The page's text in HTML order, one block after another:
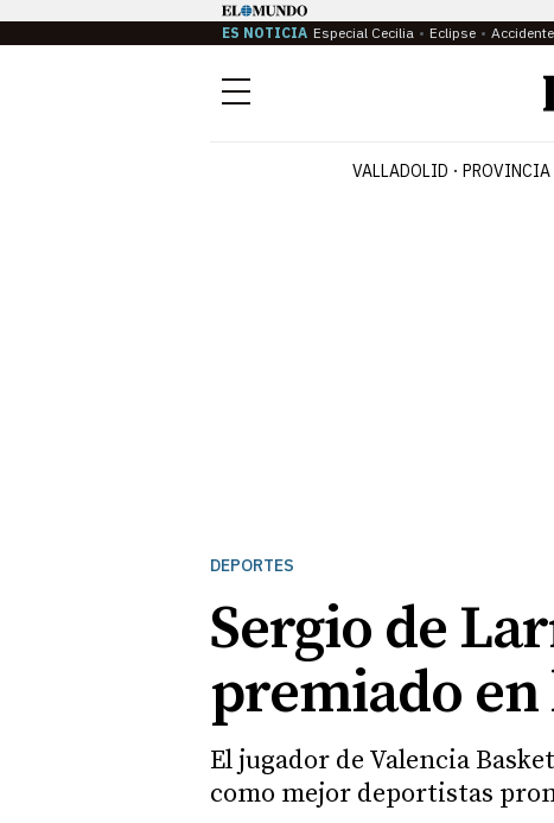
ES NOTICIA Especial Cecilia Eclipse
Menú
VALLADOLID PROVINCIA
DEPORTES
Sergio de
premiado en
El jugador de Valencia
como mejor deportistas